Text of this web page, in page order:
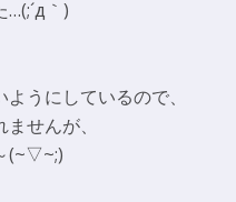
｀)
ようにしているので、
せんが、
(~▽~;)